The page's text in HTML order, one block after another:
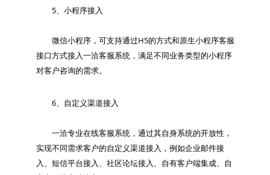
5、小程序接入
微信小程序，可支持通过H5的方式和原生小程序客服
接口方式接入一洽客服系统，满足不同业务类型的小程序
6、自定义渠道接入
一洽专业在线客服系统，通过其自身系统的开放性，
实现不同需求客户的自定义渠道接入，例如企业邮件接
入、短信平台接入、社区论坛接入、自有客户端集成、自